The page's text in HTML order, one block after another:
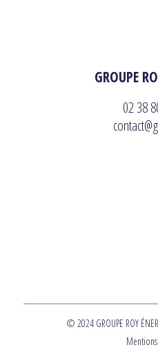
GROUPE
02 38
© 2024 GROUPE ROY